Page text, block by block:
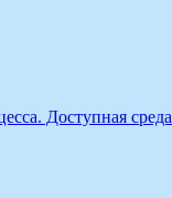
Доступная среда